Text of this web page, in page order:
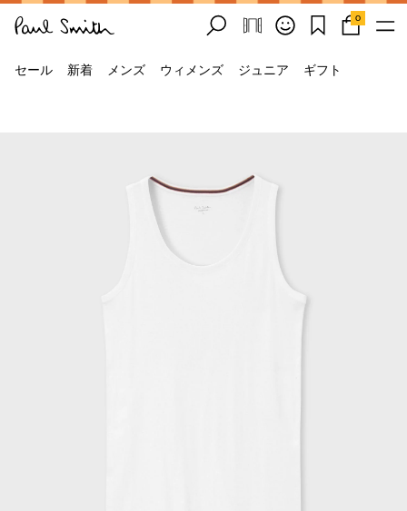
0
セール 新着 メンズ ウィメンズ ジュニア ギフト